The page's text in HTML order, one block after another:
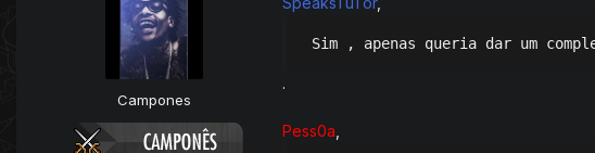
Campones
Sim , apenas queria dar um
.
Pess0a